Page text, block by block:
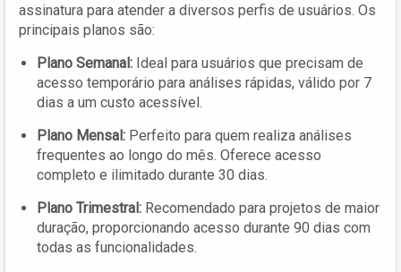
assinatura para atender a diversos perfis de usuários. Os
principais planos são:
Plano Semanal: Ideal para usuários que precisam de
acesso temporário para análises rápidas, válido por 7
dias a um custo acessível.
Plano Mensal: Perfeito para quem realiza análises
frequentes ao longo do mês. Oferece acesso
completo e ilimitado durante 30 dias.
Plano Trimestral: Recomendado para projetos de maior
duração, proporcionando acesso durante 90 dias com
todas as funcionalidades.